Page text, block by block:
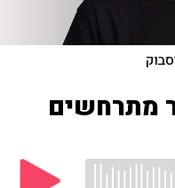
מתרחשים